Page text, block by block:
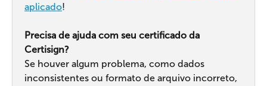
aplicado!
Precisa de ajuda com seu certificado da
Certisign?
Se houver algum problema, como dados
inconsistentes ou formato de arquivo incorreto,